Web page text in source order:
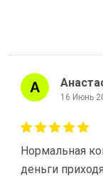
16 Июнь
Нормальная
деньги